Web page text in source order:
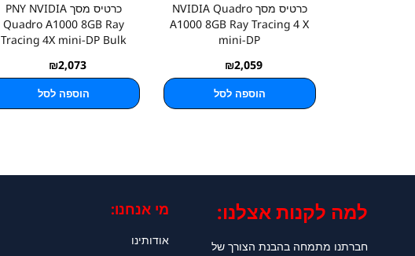
כרטיס מסך NVIDIA Quadro
A1000 8GB Ray Tracing 4 X
mini-DP
₪2,059
הוספה לסל
כרטיס מסך PNY NVIDIA
Quadro A1000 8GB Ray
Tracing 4X mini-DP Bulk
₪2,073
הוספה לסל
למה לקנות אצלנו:​
חברתנו מתמחה בהבנת הצורך של
מי אנחנו:
אודותינו